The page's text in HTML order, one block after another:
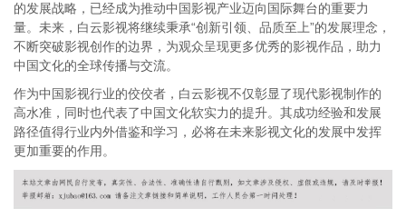
的发展战略，已经成为推动中国影视产业迈向国际舞台的重要力
量。未来，白云影视将继续秉承“创新引领、品质至上”的发展理念，
不断突破影视创作的边界，为观众呈现更多优秀的影视作品，助力
中国文化的全球传播与交流。
作为中国影视行业的佼佼者，白云影视不仅彰显了现代影视制作的
高水准，同时也代表了中国文化软实力的提升。其成功经验和发展
路径值得行业内外借鉴和学习，必将在未来影视文化的发展中发挥
更加重要的作用。